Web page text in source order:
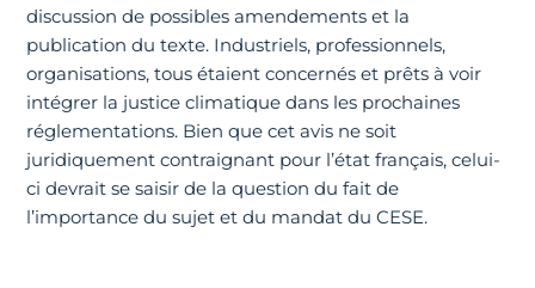
discussion de possibles amendements et la
publication du texte. Industriels, professionnels,
organisations, tous étaient concernés et prêts à voir
intégrer la justice climatique dans les prochaines
réglementations. Bien que cet avis ne soit
juridiquement contraignant pour l’état français, celui-
ci devrait se saisir de la question du fait de
l’importance du sujet et du mandat du CESE.